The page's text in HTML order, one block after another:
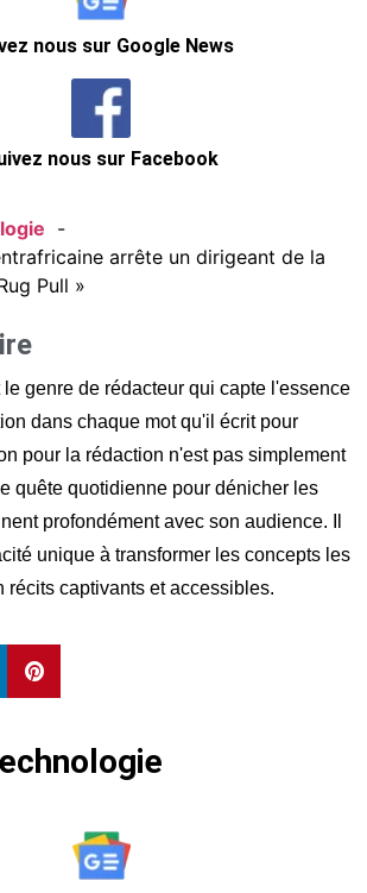
nous sur Google News
nous sur Facebook
arrête un dirigeant de la
Pull »
genre de rédacteur qui capte l'essence
dans chaque mot qu'il écrit pour
pour la rédaction n'est pas simplement
quête quotidienne pour dénicher les
profondément avec son audience. Il
unique à transformer les concepts les
récits captivants et accessibles.